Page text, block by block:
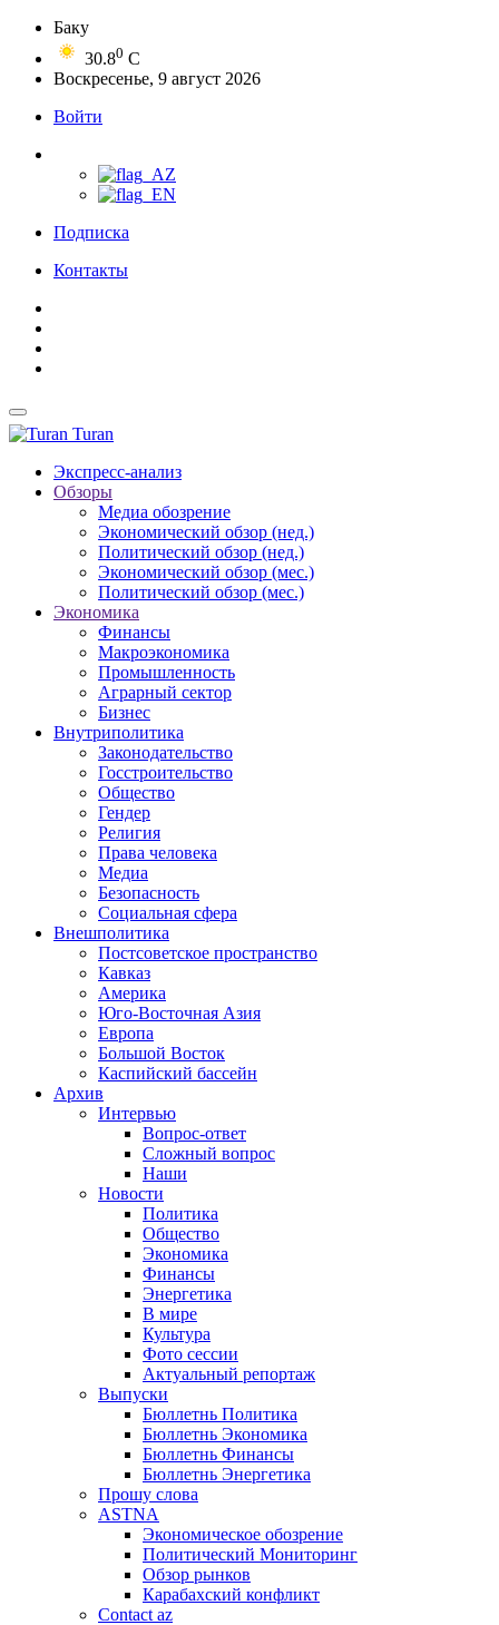
Баку
30.80 C
Воскресенье, 9 август 2026
Войти
Подписка
Контакты
Turan
Экспресс-анализ
Обзоры
Медиа обозрение
Экономический обзор (нед.)
Политический обзор (нед.)
Экономический обзор (мес.)
Политический обзор (мес.)
Экономика
Финансы
Макроэкономика
Промышленность
Аграрный сектор
Бизнес
Внутриполитика
Законодательство
Госстроительство
Общество
Гендер
Религия
Права человека
Медиа
Безопасность
Социальная сфера
Внешполитика
Постсоветское пространство
Кавказ
Америка
Юго-Восточная Азия
Европа
Большой Восток
Каспийский бассейн
Архив
Интервью
Вопрос-ответ
Сложный вопрос
Наши
Новости
Политика
Общество
Экономика
Финансы
Энергетика
В мире
Культура
Фото сессии
Актуальный репортаж
Выпуски
Бюллетнь Политика
Бюллетнь Экономика
Бюллетнь Финансы
Бюллетнь Энергетика
Прошу слова
ASTNA
Экономическое обозрение
Политический Мониторинг
Обзор рынков
Карабахский конфликт
Contact az